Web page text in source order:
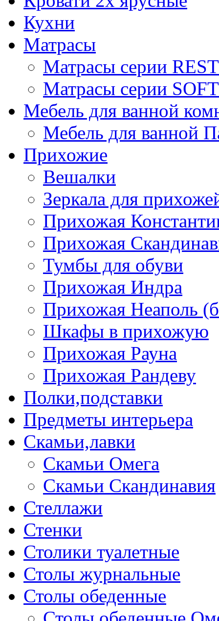
Кухни
Матрасы
Матрасы серии REST
Матрасы серии SOFT
Мебель для ванной
Мебель для ванной
Прихожие
Вешалки
Зеркала для
Прихожая
Прихожая
Тумбы для обуви
Прихожая Индра
Прихожая Неаполь
Шкафы в прихожую
Прихожая Рауна
Прихожая Рандеву
Полки,подставки
Предметы интерьера
Скамьи,лавки
Скамьи Омега
Скамьи Скандинавия
Стеллажи
Стенки
Столики туалетные
Столы журнальные
Столы обеденные